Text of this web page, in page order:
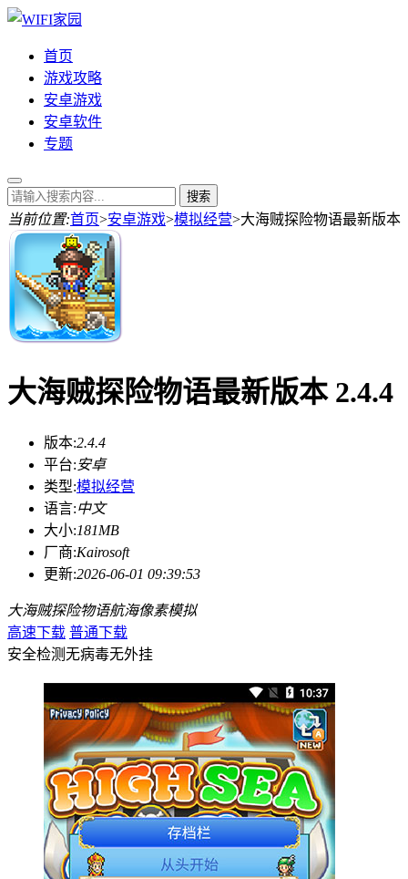
首页
游戏攻略
安卓游戏
安卓软件
专题
当前位置:首页>安卓游戏>模拟经营>大海贼探险物语最新版本
大海贼探险物语最新版本 2.4.4
版本:2.4.4
平台:安卓
类型:模拟经营
语言:中文
大小:181MB
厂商:Kairosoft
更新:2026-06-01 09:39:53
大海贼探险物语航海像素模拟
高速下载 普通下载
安全检测无病毒无外挂